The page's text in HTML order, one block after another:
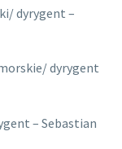
dyrygent –
dyrygent
– Sebastian